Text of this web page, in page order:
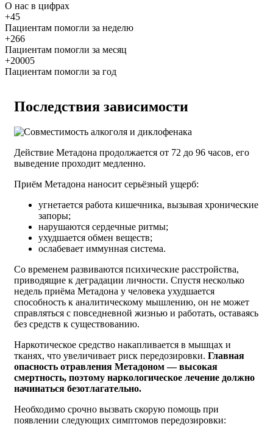
О нас в цифрах
+45
Пациентам помогли за неделю
+266
Пациентам помогли за месяц
+20005
Пациентам помогли за год
Последствия зависимости
Действие Метадона продолжается от 72 до 96 часов, его
выведение проходит медленно.
Приём Метадона наносит серьёзный ущерб:
угнетается работа кишечника, вызывая хронические
запоры;
нарушаются сердечные ритмы;
ухудшается обмен веществ;
ослабевает иммунная система.
Со временем развиваются психические расстройства,
приводящие к деградации личности. Спустя несколько
недель приёма Метадона у человека ухудшается
способность к аналитическому мышлению, он не может
справляться с повседневной жизнью и работать, оставаясь
без средств к существованию.
Наркотическое средство накапливается в мышцах и
тканях, что увеличивает риск передозировки. Главная
опасность отравления Метадоном — высокая
смертность, поэтому наркологическое лечение должно
начинаться безотлагательно.
Необходимо срочно вызвать скорую помощь при
появлении следующих симптомов передозировки: